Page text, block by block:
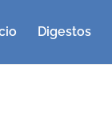
Digestos